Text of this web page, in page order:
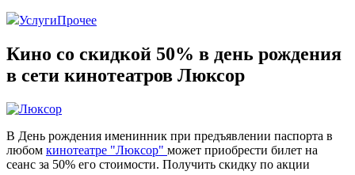
УслугиПрочее
Кино со скидкой 50% в день рождения
в сети кинотеатров Люксор
В День рождения именинник при предъявлении паспорта в
любом кинотеатре "Люксор" может приобрести билет на
сеанс за 50% его стоимости. Получить скидку по акции